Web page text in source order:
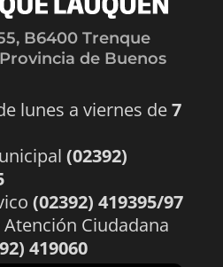
B6400 Trenque
de Buenos
lunes a viernes de7
(02392)
(02392) 419395/97
Ciudadana
419060